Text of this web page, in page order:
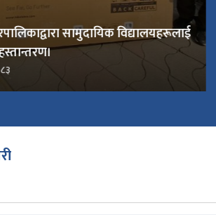
सामुदायिक विद्यालयहरूलाई
हस्तान्तरण।